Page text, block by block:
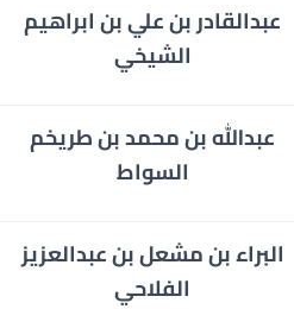
عبدالقادر بن علي بن ابراهيم
الشيخي
عبدالله بن محمد بن طريخم
السواط
البراء بن مشعل بن عبدالعزيز
الفلاحي